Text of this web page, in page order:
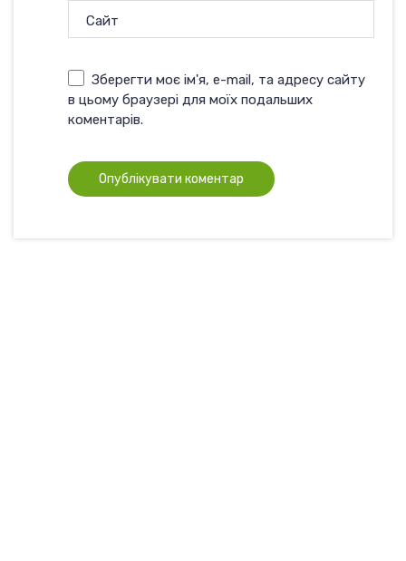
Сайт
Зберегти моє ім'я, e-mail, та адресу сайту
в цьому браузері для моїх подальших
коментарів.